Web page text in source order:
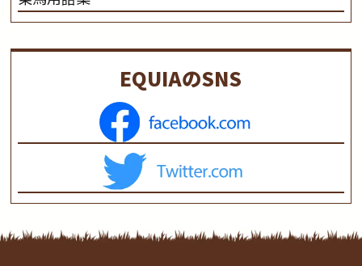
EQUIAのSNS